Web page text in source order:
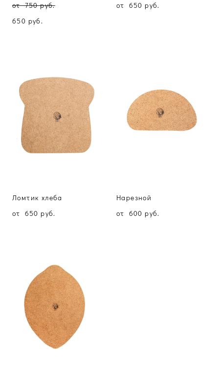
от 750 pуб.
650 pуб.
от 650 pуб.
Ломтик хлеба
от 650 pуб.
Нарезной
от 600 pуб.